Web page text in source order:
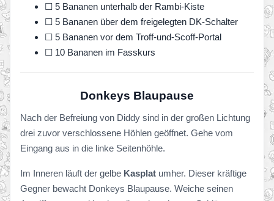
☐ 5 Bananen unterhalb der Rambi-Kiste
☐ 5 Bananen über dem freigelegten DK-Schalter
☐ 5 Bananen vor dem Troff-und-Scoff-Portal
☐ 10 Bananen im Fasskurs
Donkeys Blaupause
Nach der Befreiung von Diddy sind in der großen Lichtung
drei zuvor verschlossene Höhlen geöffnet. Gehe vom
Eingang aus in die linke Seitenhöhle.
Im Inneren läuft der gelbe Kasplat umher. Dieser kräftige
Gegner bewacht Donkeys Blaupause. Weiche seinen